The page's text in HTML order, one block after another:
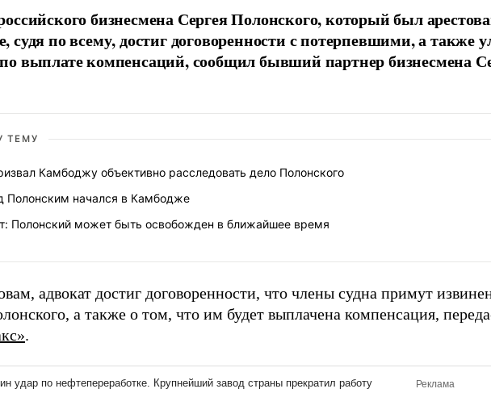
бизнесмена Сергея Полонского, который был
судя по всему, достиг договоренности с потерпевшими, а также
выплате компенсаций, сообщил бывший партнер бизнесмена
ТЕМУ
Камбоджу объективно расследовать дело Полонского
Полонским начался в Камбодже
Полонский может быть освобожден в ближайшее время
адвокат достиг договоренности, что члены судна примут
а также о том, что им будет выплачена компенсация,
.